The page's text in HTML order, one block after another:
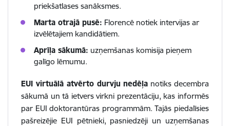
priekšatlases sanāksmes.
Marta otrajā pusē: Florencē notiek intervijas ar
izvēlētajiem kandidātiem.
Aprīļa sākumā: uzņemšanas komisija pieņem
galīgo lēmumu.
EUI virtuālā atvērto durvju nedēļa notiks decembra
sākumā un tā ietvers virkni prezentāciju, kas informēs
par EUI doktorantūras programmām. Tajās piedalīsies
pašreizējie EUI pētnieki, pasniedzēji un uzņemšanas